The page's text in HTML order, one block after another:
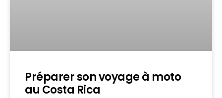
Préparer son voyage à moto
au Costa Rica